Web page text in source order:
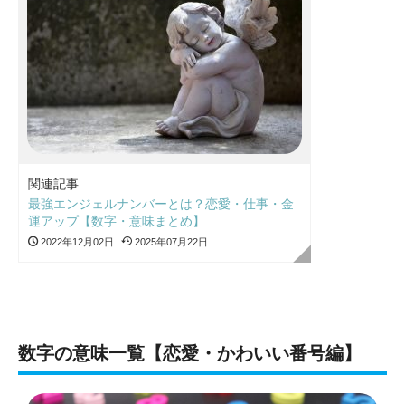
関連記事
最強エンジェルナンバーとは？恋愛・仕事・金
運アップ【数字・意味まとめ】
2022年12月02日 2025年07月22日
数字の意味一覧【恋愛・かわいい番号編】